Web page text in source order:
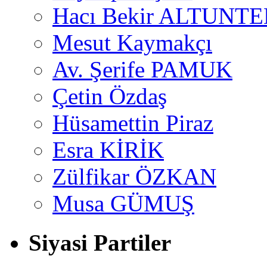
Hacı Bekir
Mesut Kaymakçı
Av. Şerife PAMUK
Çetin Özdaş
Hüsamettin Piraz
Esra KİRİK
Zülfikar ÖZKAN
Musa GÜMUŞ
Siyasi Partiler